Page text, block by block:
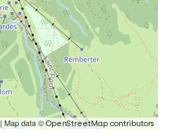
| Map data © OpenStreetMap contributors